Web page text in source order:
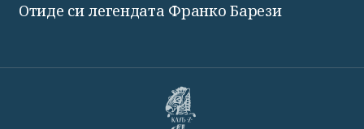
Отиде си легендата Франко Барези